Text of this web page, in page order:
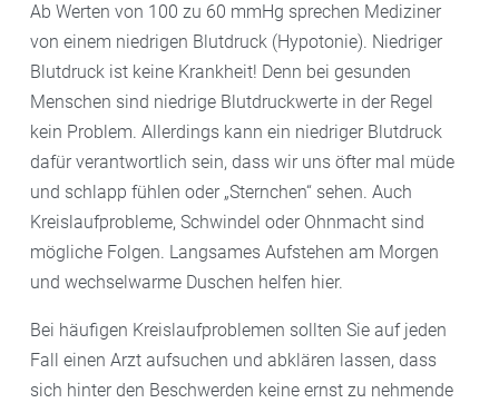
Die Auswahl der Medikamente richtet sich nach dem
individuellen Gesundheitszustand.
Diuretika
Betablocker
Calciumantagonisten
ACE-Hemmer
AT1-Rezeptorantagonisten (Sartane)
Reninhemmer
Die Wahl des Medikaments hängt vom Einzelfall ab.
Wichtig ist, dass die Einnahme regelmäßig erfolgt, um
Ab Werten von 100 zu 60 mmHg sprechen Mediziner
von einem niedrigen Blutdruck (Hypotonie). Niedriger
Blutdruck ist keine Krankheit! Denn bei gesunden
Menschen sind niedrige Blutdruckwerte in der Regel
kein Problem. Allerdings kann ein niedriger Blutdruck
dafür verantwortlich sein, dass wir uns öfter mal müde
und schlapp fühlen oder „Sternchen“ sehen. Auch
Kreislaufprobleme, Schwindel oder Ohnmacht sind
mögliche Folgen. Langsames Aufstehen am Morgen
und wechselwarme Duschen helfen hier.
Bei häufigen Kreislaufproblemen sollten Sie auf jeden
Fall einen Arzt aufsuchen und abklären lassen, dass
sich hinter den Beschwerden keine ernst zu nehmende